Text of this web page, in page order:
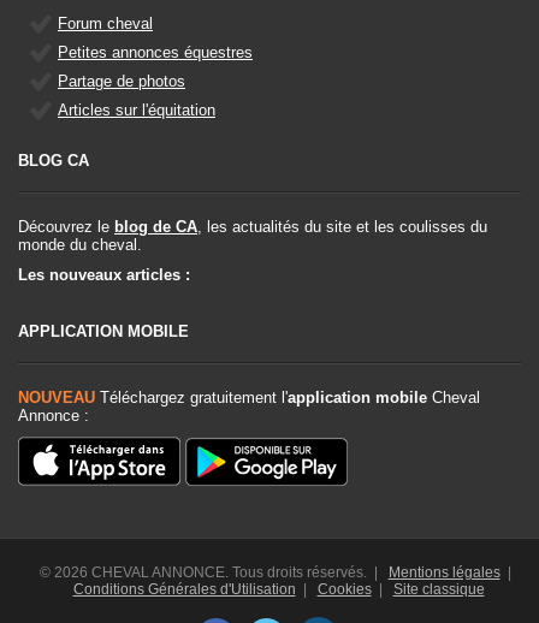
Forum cheval
Petites annonces équestres
Partage de photos
Articles sur l'équitation
BLOG CA
Découvrez le blog de CA, les actualités du site et les coulisses du
monde du cheval.
Les nouveaux articles :
APPLICATION MOBILE
NOUVEAU Téléchargez gratuitement l'application mobile Cheval
Annonce :
© 2026 CHEVAL ANNONCE. Tous droits réservés. | Mentions légales|
Conditions Générales d'Utilisation
Cookies| Site classique